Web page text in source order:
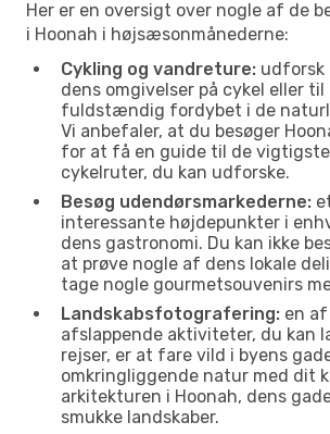
Her er en oversigt over nogle af de
i Hoonah i højsæsonmånederne:
Cykling og vandreture: udforsk
dens omgivelser på cykel eller
fuldstændig fordybet i de
Vi anbefaler, at du besøger
for at få en guide til de
cykelruter, du kan udforske.
Besøg udendørsmarkederne:
interessante højdepunkter i
dens gastronomi. Du kan ikke
at prøve nogle af dens lokale
tage nogle gourmetsouvenirs
Landskabsfotografering: en
afslappende aktiviteter, du kan
rejser, er at fare vild i byens
omkringliggende natur med dit
arkitekturen i Hoonah, dens
smukke landskaber.